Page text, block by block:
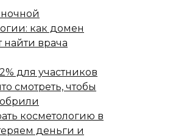
как домен
найти врача
для участников
смотреть, чтобы
косметологию в
деньги и